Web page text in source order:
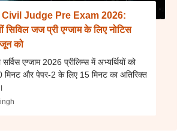
Civil Judge Pre Exam 2026:
सिविल जज प्री एग्जाम के लिए नोटिस
जून को
एग्जाम 2026 प्रीलिम्स में अभ्यर्थियों को
मिनट और पेपर-2 के लिए 15 मिनट का अतिरिक्त